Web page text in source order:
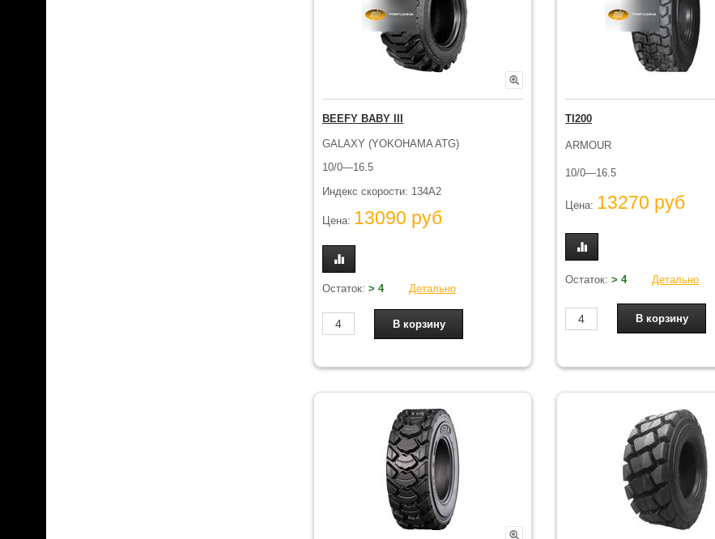
BEEFY BABY III
GALAXY (YOKOHAMA ATG)
10/0—16.5
Индекс скорости: 134A2
Цена: 13090 руб
Остаток: > 4 Детально
TI200
ARMOUR
10/0—16.5
Цена: 13270 руб
Остаток: > 4 Детально